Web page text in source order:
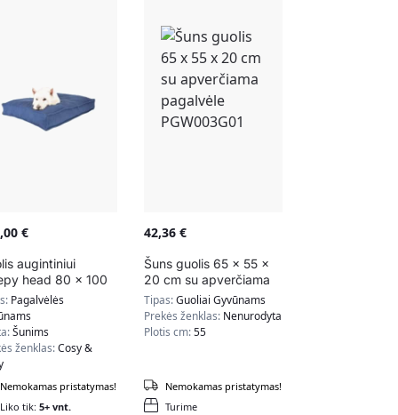
€
augintiniui
head 80 x 100
spalvos
Pagalvėlės
Šunims
ženklas:Cosy &
Liko tik:5+ vnt.
Nemokamas pristatymas!
42,36 €
Šuns guolis 65 x 55 x
20 cm su apverčiama
pagalvėle PGW003G01
Tipas:Guoliai Gyvūnams
Prekės ženklas: Nenurodyta
Plotis cm:55
Turime
Nemokamas pristatymas!